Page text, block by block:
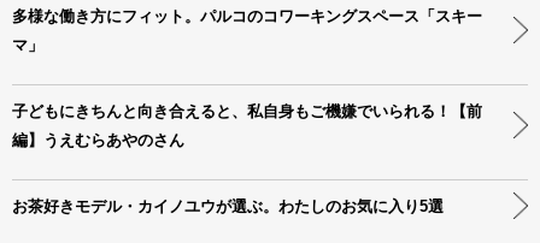
多様な働き方にフィット。パルコのコワーキングスペース「スキー
マ」
子どもにきちんと向き合えると、私自身もご機嫌でいられる！【前
編】うえむらあやのさん
お茶好きモデル・カイノユウが選ぶ。わたしのお気に入り5選